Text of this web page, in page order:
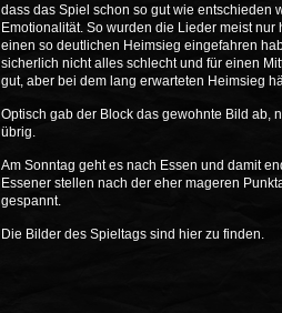
dass das Spiel schon so gut wie entschieden
Emotionalität. So wurden die Lieder meist
einen so deutlichen Heimsieg eingefahren
sicherlich nicht alles schlecht und für einen
gut, aber bei dem lang erwarteten Heimsieg
Optisch gab der Block das gewohnte Bild ab,
übrig.
Am Sonntag geht es nach Essen und damit
Essener stellen nach der eher mageren
gespannt.
Die Bilder des Spieltags sind hier zu finden.